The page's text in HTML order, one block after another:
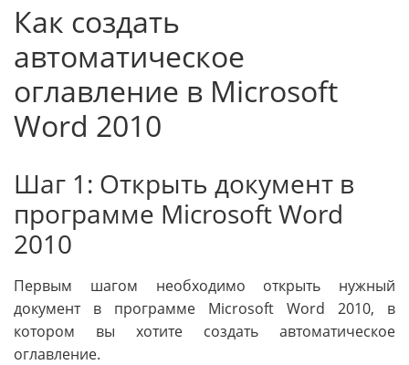
Как создать
автоматическое
оглавление в Microsoft
Word 2010
Шаг 1: Открыть документ в
программе Microsoft Word
2010
Первым шагом необходимо открыть нужный
документ в программе Microsoft Word 2010, в
котором вы хотите создать автоматическое
оглавление.